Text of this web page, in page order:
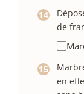
de
en